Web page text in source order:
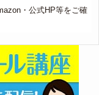
・公式HP等をご確